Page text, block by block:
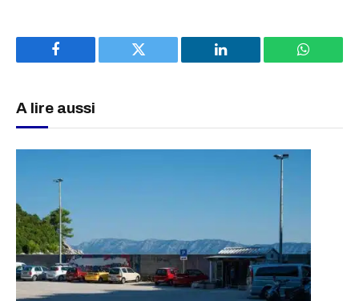
Facebook Twitter LinkedIn
A lire aussi